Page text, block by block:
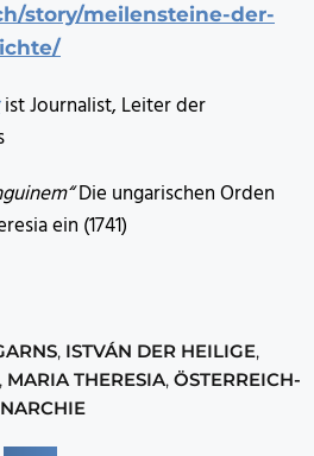
story/meilensteine-der-
ist Journalist, Leiter der
Die ungarischen Orden
ein (1741)
, ISTVÁN DER HEILIGE,
, MARIA THERESIA, ÖSTERREICH-